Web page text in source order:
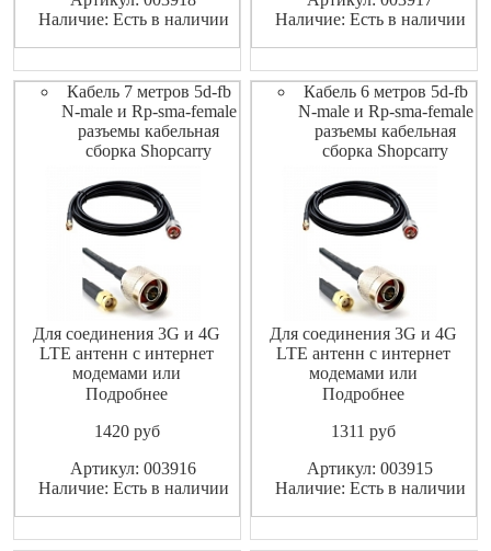
потерь высокочастотного
Наличие: Есть в наличии
потерь высокочастотного
Наличие: Есть в наличии
Кабель 7 метров 5d-fb
N-male и Rp-sma-female
разъемы кабельная
сборка Shopcarry
Для соединения 3G и 4G
LTE антенн с интернет
модемами или
маршрутизаторами
Высококачественный
не допускает значительных
потерь высокочастотного
сигнала
Подробнее
1420pуб
Артикул: 003916
Наличие: Есть в наличии
Кабель 6 метров 5d-fb
N-male и Rp-sma-female
разъемы кабельная
сборка Shopcarry
Для соединения 3G и 4G
LTE антенн с интернет
модемами или
маршрутизаторами
Высококачественный
не допускает значительных
потерь высокочастотного
сигнала
Подробнее
1311 pуб
Артикул: 003915
Наличие: Есть в наличии